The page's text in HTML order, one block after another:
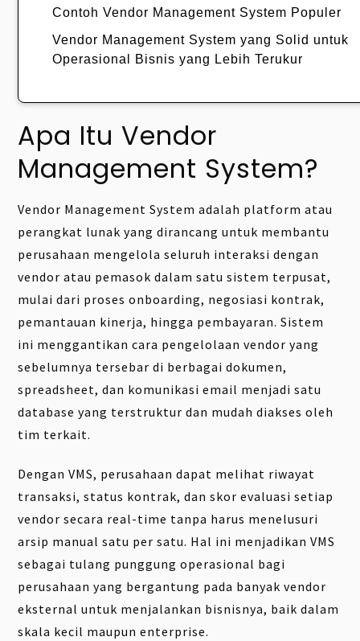
Contoh Vendor Management System Populer
Vendor Management System yang Solid untuk
Operasional Bisnis yang Lebih Terukur
Apa Itu Vendor
Management System?
Vendor Management System adalah platform atau
perangkat lunak yang dirancang untuk membantu
perusahaan mengelola seluruh interaksi dengan
vendor atau pemasok dalam satu sistem terpusat,
mulai dari proses onboarding, negosiasi kontrak,
pemantauan kinerja, hingga pembayaran. Sistem
ini menggantikan cara pengelolaan vendor yang
sebelumnya tersebar di berbagai dokumen,
spreadsheet, dan komunikasi email menjadi satu
database yang terstruktur dan mudah diakses oleh
tim terkait.
Dengan VMS, perusahaan dapat melihat riwayat
transaksi, status kontrak, dan skor evaluasi setiap
vendor secara real-time tanpa harus menelusuri
arsip manual satu per satu. Hal ini menjadikan VMS
sebagai tulang punggung operasional bagi
perusahaan yang bergantung pada banyak vendor
eksternal untuk menjalankan bisnisnya, baik dalam
skala kecil maupun enterprise.